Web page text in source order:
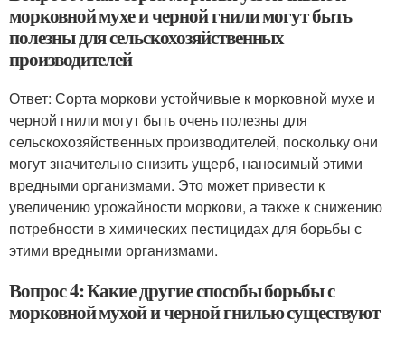
морковной мухе и черной гнили могут быть
полезны для сельскохозяйственных
производителей
Ответ: Сорта моркови устойчивые к морковной мухе и
черной гнили могут быть очень полезны для
сельскохозяйственных производителей, поскольку они
могут значительно снизить ущерб, наносимый этими
вредными организмами. Это может привести к
увеличению урожайности моркови, а также к снижению
потребности в химических пестицидах для борьбы с
этими вредными организмами.
Вопрос 4: Какие другие способы борьбы с
морковной мухой и черной гнилью существуют